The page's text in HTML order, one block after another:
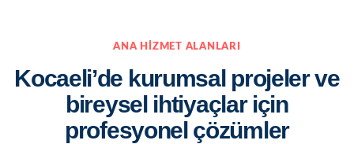
ANA HIZMET ALANLARI
Kocaeli’de kurumsal projeler ve
bireysel ihtiyaçlar için
profesyonel çözümler